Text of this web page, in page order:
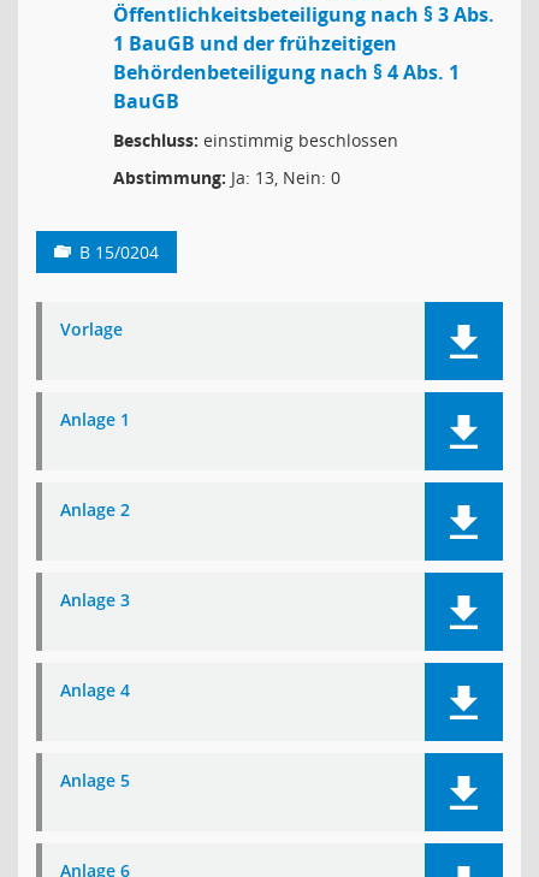
Öffentlichkeitsbeteiligung nach § 3 Abs.
1 BauGB und der frühzeitigen
Behördenbeteiligung nach § 4 Abs. 1
BauGB
Beschluss: einstimmig beschlossen
Abstimmung: Ja: 13, Nein: 0
B 15/0204
Vorlage
Anlage 1
Anlage 2
Anlage 3
Anlage 4
Anlage 5
Anlage 6